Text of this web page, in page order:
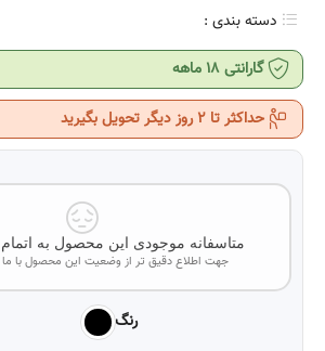
دسته بندی :
گارانتی ۱۸ ماهه
حداکثر تا 2 روز دیگر تحویل بگیرید
متاسفانه موجودی این محصول به
جهت اطلاع دقیق تر از وضعیت این محصول با
رنگ